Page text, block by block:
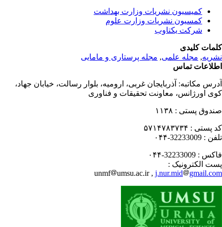
کمیسیون نشریات وزارت بهداشت
کمسیون نشریات وزارت علوم
شرکت یکتاوب
کلیدی
,مجله علمی, مجله پرستاری و مامایی
تماس
مکاتبه:آذربایجان غربی، ارومیه، بلوار رسالت، خیابان جهاد،
اورژانس، معاونت تحقیقات و فناوری
پستی : ۱۱۳۸
پستی : ۵۷۱۴۷۸۳۷۳۴
: 32233009-۰۴۴
: 32233009-۰۴۴
الکترونیک :
unmf
umsu.ac.ir ,j.nur.mid